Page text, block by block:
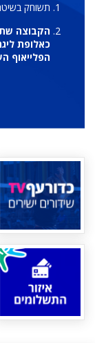
תשוחק
הקבוצה
כאלופת
הפלייאוף